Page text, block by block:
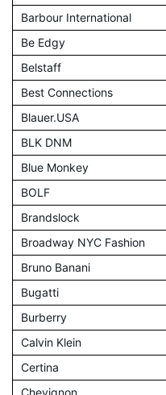
Barbour International
Be Edgy
Belstaff
Best Connections
Blauer.USA
BLK DNM
Blue Monkey
BOLF
Brandslock
Broadway NYC Fashion
Bruno Banani
Bugatti
Burberry
Calvin Klein
Certina
Chevignon